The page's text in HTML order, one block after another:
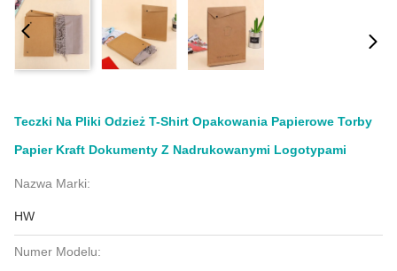
Teczki Na Pliki Odzież T-Shirt Opakowania Papierowe Torby
Papier Kraft Dokumenty Z Nadrukowanymi Logotypami
Nazwa Marki:
HW
Numer Modelu: